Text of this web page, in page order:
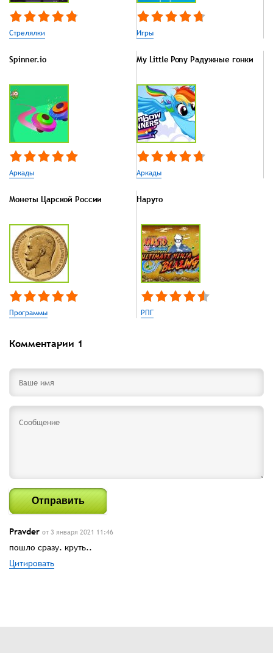
Стрелялки Игры
Spinner.io
Аркады
My Little Pony Радужные гонки
Аркады
Монеты Царской России
Программы
Наруто
РПГ
Комментарии 1
Отправить
Pravder от 3 января 2021 11:46
пошло сразу. круть..
Цитировать